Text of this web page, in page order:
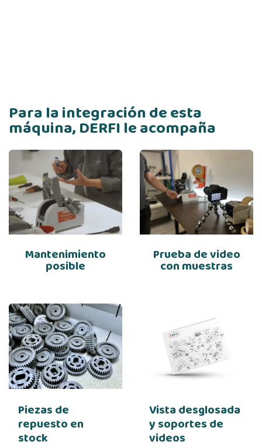
Para la integración de esta
máquina, DERFI le acompaña
Mantenimiento
posible
Prueba de video
con muestras
Piezas de
repuesto en
stock
Vista desglosada
y soportes de
videos